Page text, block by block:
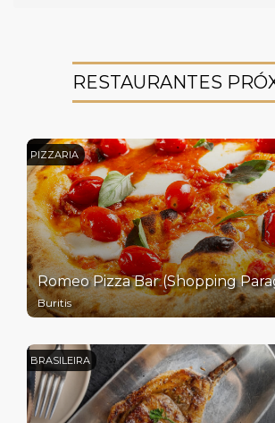
RESTAURANTES
PIZZARIA
Romeo Pizza Bar (Shopping
Buritis
BRASILEIRA